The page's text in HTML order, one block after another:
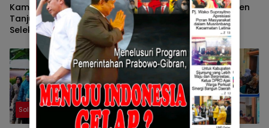
Kampung KB Nagari
Tanjung Balik Solok Ikuti
Seleksi Wawancara
Tingkat Nasional 2026
Ketua TP-PKK Kabupaten
Solok Tunjukkan
Kepedulian terhadap
Korban Bencana
Sepanjang 2025
Solok Solok